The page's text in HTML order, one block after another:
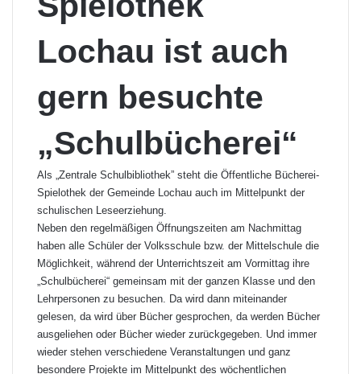
Lochau ist auch
gern besuchte
„Schulbücherei“
Als „Zentrale Schulbibliothek” steht die Öffentliche Bücherei-
Spielothek der Gemeinde Lochau auch im Mittelpunkt der
schulischen Leseerziehung.
Neben den regelmäßigen Öffnungszeiten am Nachmittag
haben alle Schüler der Volksschule bzw. der Mittelschule die
Möglichkeit, während der Unterrichtszeit am Vormittag ihre
„Schulbücherei“ gemeinsam mit der ganzen Klasse und den
Lehrpersonen zu besuchen. Da wird dann miteinander
gelesen, da wird über Bücher gesprochen, da werden Bücher
ausgeliehen oder Bücher wieder zurückgegeben. Und immer
wieder stehen verschiedene Veranstaltungen und ganz
besondere Projekte im Mittelpunkt des wöchentlichen